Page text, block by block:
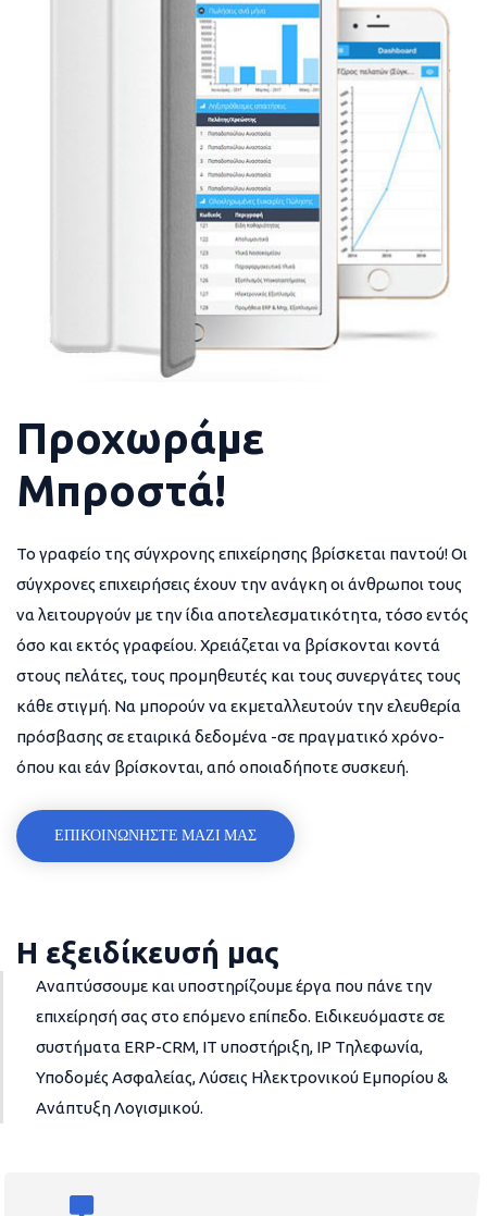
Προχωράμε
Μπροστά!
Το γραφείο της σύγχρονης επιχείρησης βρίσκεται παντού! Οι
σύγχρονες επιχειρήσεις έχουν την ανάγκη οι άνθρωποι τους
να λειτουργούν με την ίδια αποτελεσματικότητα, τόσο εντός
όσο και εκτός γραφείου. Χρειάζεται να βρίσκονται κοντά
στους πελάτες, τους προμηθευτές και τους συνεργάτες τους
κάθε στιγμή. Να μπορούν να εκμεταλλευτούν την ελευθερία
πρόσβασης σε εταιρικά δεδομένα -σε πραγματικό χρόνο-
όπου και εάν βρίσκονται, από οποιαδήποτε συσκευή.
ΕΠΙΚΟΙΝΩΝΗΣΤΕ ΜΑΖΙ ΜΑΣ
Η εξειδίκευσή μας
Αναπτύσσουμε και υποστηρίζουμε έργα που πάνε την
επιχείρησή σας στο επόμενο επίπεδο. Ειδικευόμαστε σε
συστήματα ERP-CRM, IT υποστήριξη, IP Τηλεφωνία,
Υποδομές Ασφαλείας, Λύσεις Ηλεκτρονικού Εμπορίου &
Ανάπτυξη Λογισμικού.